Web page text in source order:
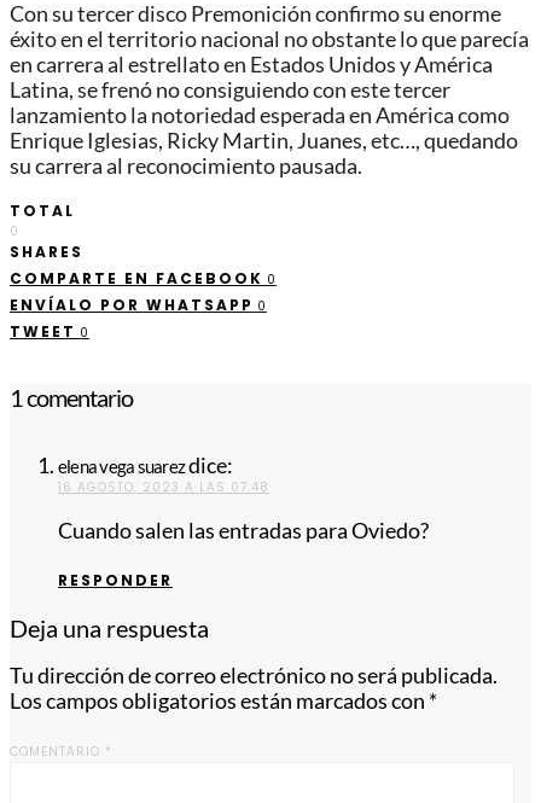
Con su tercer disco Premonición confirmo su enorme
éxito en el territorio nacional no obstante lo que parecía
en carrera al estrellato en Estados Unidos y América
Latina, se frenó no consiguiendo con este tercer
lanzamiento la notoriedad esperada en América como
Enrique Iglesias, Ricky Martin, Juanes, etc…, quedando
su carrera al reconocimiento pausada.
TOTAL
0
SHARES
COMPARTE EN FACEBOOK 0
ENVÍALO POR WHATSAPP 0
TWEET 0
1 comentario
elena vega suarezdice:
16 AGOSTO, 2023 A LAS 07:48
Cuando salen las entradas para Oviedo?
RESPONDER
Deja una respuesta
Tu dirección de correo electrónico no será publicada.
Los campos obligatorios están marcados con *
COMENTARIO *